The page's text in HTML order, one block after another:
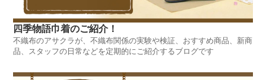
四季物語巾着のご紹介！
不織布のアサクラが、不織布関係の実験や検証、おすすめ商品、新商
品、スタッフの日常などを定期的にご紹介するブログです